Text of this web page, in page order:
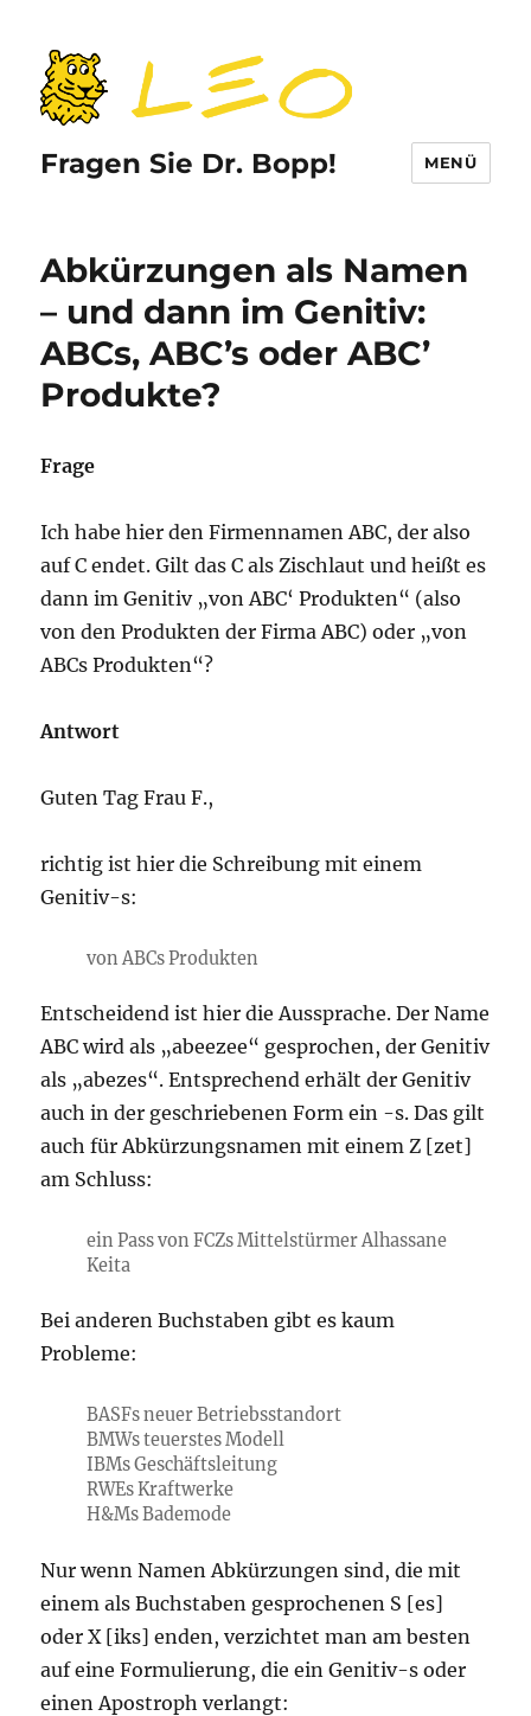
Fragen Sie Dr. Bopp! MENÜ
Abkürzungen als Namen
– und dann im Genitiv:
ABCs, ABC’s oder ABC’
Produkte?
Frage
Ich habe hier den Firmennamen ABC, der also
auf C endet. Gilt das C als Zischlaut und heißt es
dann im Genitiv „von ABC‘ Produkten“ (also
von den Produkten der Firma ABC) oder „von
ABCs Produkten“?
Antwort
Guten Tag Frau F.,
richtig ist hier die Schreibung mit einem
Genitiv-s:
von ABCs Produkten
Entscheidend ist hier die Aussprache. Der Name
ABC wird als „abeezee“ gesprochen, der Genitiv
als „abezes“. Entsprechend erhält der Genitiv
auch in der geschriebenen Form ein -s. Das gilt
auch für Abkürzungsnamen mit einem Z [zet]
am Schluss:
ein Pass von FCZs Mittelstürmer Alhassane
Keita
Bei anderen Buchstaben gibt es kaum
Probleme:
BASFs neuer Betriebsstandort
BMWs teuerstes Modell
IBMs Geschäftsleitung
RWEs Kraftwerke
H&Ms Bademode
Nur wenn Namen Abkürzungen sind, die mit
einem als Buchstaben gesprochenen S [es]
oder X [iks] enden, verzichtet man am besten
auf eine Formulierung, die ein Genitiv-s oder
einen Apostroph verlangt: